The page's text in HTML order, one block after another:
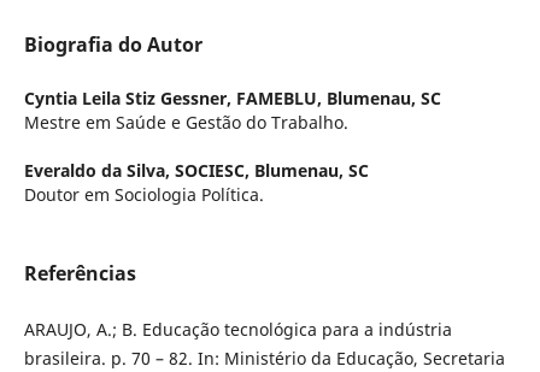
Biografia do Autor
Cyntia Leila Stiz Gessner, FAMEBLU, Blumenau, SC
Mestre em Saúde e Gestão do Trabalho.
Everaldo da Silva, SOCIESC, Blumenau, SC
Doutor em Sociologia Política.
Referências
ARAUJO, A.; B. Educação tecnológica para a indústria
brasileira. p. 70 – 82. In: Ministério da Educação, Secretaria